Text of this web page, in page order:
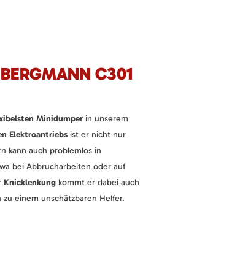
C301
Minidumper in unserem
Elektroantriebs ist er nicht nur
kann auch problemlos in
bei Abbrucharbeiten oder auf
Knicklenkung kommt er dabei auch
einem unschätzbaren Helfer.